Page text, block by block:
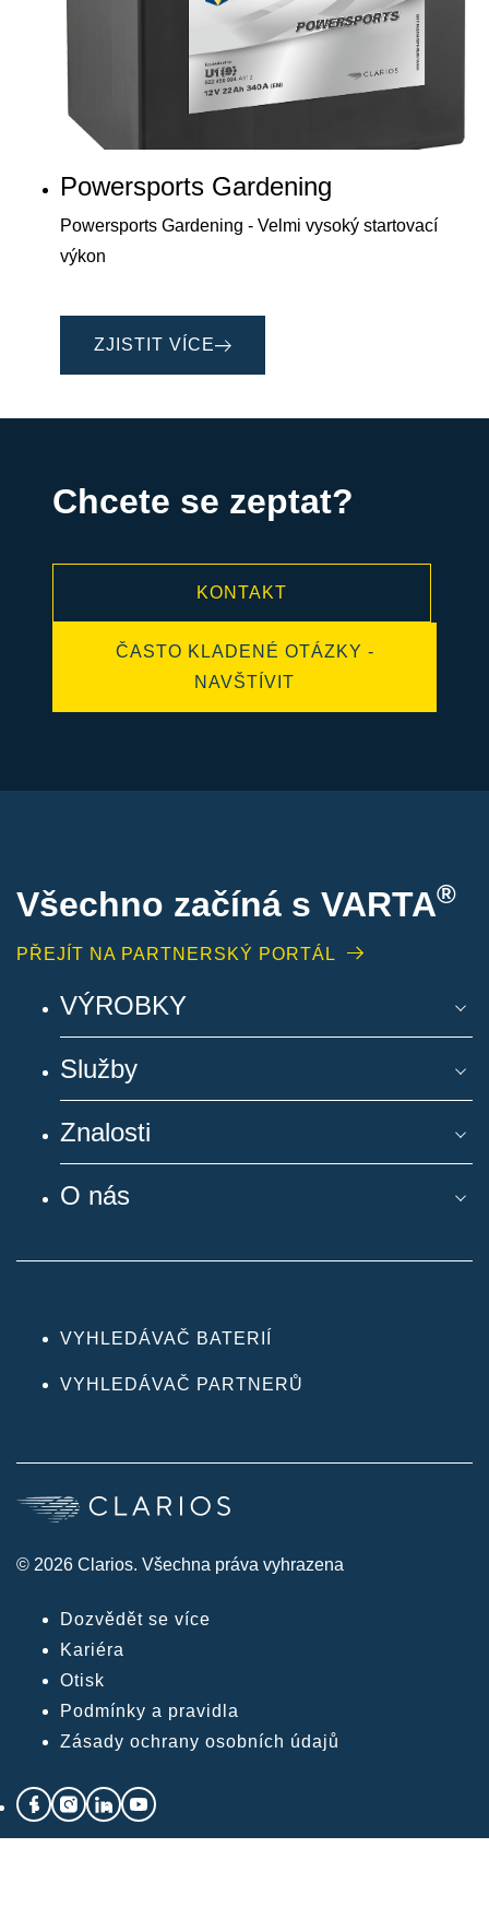
Powersports Gardening
Powersports Gardening - Velmi vysoký startovací
výkon
ZJISTIT VÍCE
Chcete se zeptat?
KONTAKT
ČASTO KLADENÉ OTÁZKY -
NAVŠTÍVIT
Všechno začíná s VARTA®
PŘEJÍT NA PARTNERSKÝ PORTÁL
VÝROBKY
Služby
Znalosti
O nás
VYHLEDÁVAČ BATERIÍ
VYHLEDÁVAČ PARTNERŮ
© 2026 Clarios. Všechna práva vyhrazena
Dozvědět se více
Kariéra
Otisk
Podmínky a pravidla
Zásady ochrany osobních údajů